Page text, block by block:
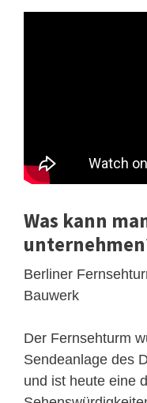
Was kann
Berliner
Bauwerk
Der Fernsehturm
Sendeanlage des
und ist heute eine